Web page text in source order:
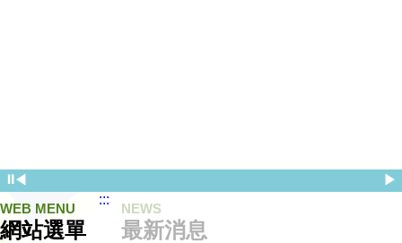
⏸◀
▶
WEB MENU
網站選單
:::
最新消息
NEWS